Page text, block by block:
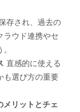
存され、過去の
ラウド連携やセ
直感的に使える
も選び方の重要
メリットとチェ